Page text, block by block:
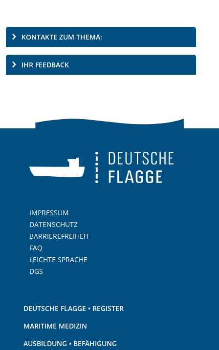
KONTAKTE ZUM THEMA:
IHR FEEDBACK
IMPRESSUM
DATENSCHUTZ
BARRIEREFREIHEIT
FAQ
LEICHTE SPRACHE
DGS
DEUTSCHE FLAGGE • REGISTER
MARITIME MEDIZIN
AUSBILDUNG • BEFÄHIGUNG